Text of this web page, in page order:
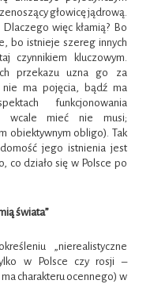
głowicę jądrową.
więc kłamią? Bo
bo istnieje szereg innych
czynnikiem kluczowym.
przekazu uzna go za
nie ma pojęcia, bądź ma
funkcjonowania
wcale mieć nie musi;
obiektywnym obligo). Tak
jego istnienia jest
co działo się w Polsce po
świata”
„nierealistyczne
w Polsce czy rosji –
charakteru ocennego) w